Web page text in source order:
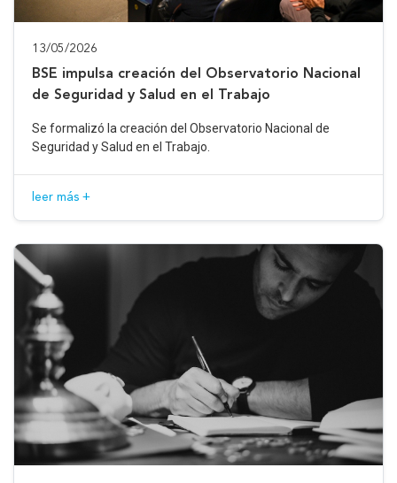
13/05/2026
BSE impulsa creación del Observatorio Nacional
de Seguridad y Salud en el Trabajo
Se formalizó la creación del Observatorio Nacional de
Seguridad y Salud en el Trabajo.
leer más +